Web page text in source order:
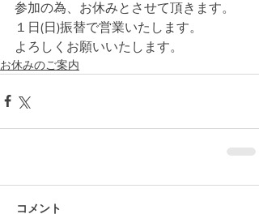
参加の為、お休みとさせて頂きます。
１日(日)振替で営業いたします。
よろしくお願いいたします。
お休みのご案内
コメント